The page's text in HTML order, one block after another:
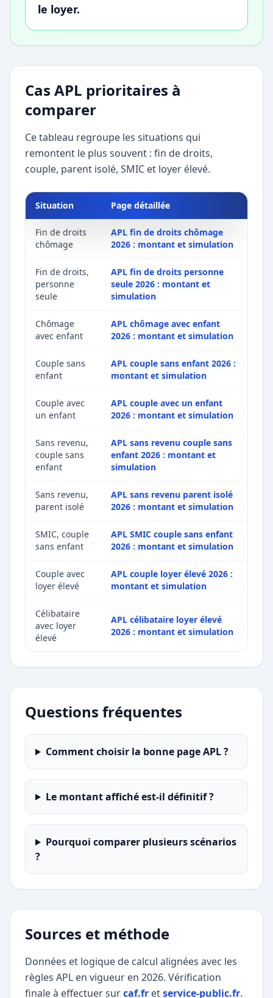
le loyer.
Cas APL prioritaires à
comparer
Ce tableau regroupe les situations qui
remontent le plus souvent : fin de droits,
couple, parent isolé, SMIC et loyer élevé.
Situation Page détaillée
Fin de droits
chômage
APL fin de droits chômage
2026 : montant et simulation
Fin de droits,
personne
seule
APL fin de droits personne
seule 2026 : montant et
simulation
Chômage
avec enfant
APL chômage avec enfant
2026 : montant et simulation
Couple sans
enfant
APL couple sans enfant 2026 :
montant et simulation
Couple avec
un enfant
APL couple avec un enfant
2026 : montant et simulation
Sans revenu,
couple sans
enfant
APL sans revenu couple sans
enfant 2026 : montant et
simulation
Sans revenu,
parent isolé
APL sans revenu parent isolé
2026 : montant et simulation
SMIC, couple
sans enfant
APL SMIC couple sans enfant
2026 : montant et simulation
Couple avec
loyer élevé
APL couple loyer élevé 2026 :
montant et simulation
Célibataire
avec loyer
élevé
APL célibataire loyer élevé
2026 : montant et simulation
Questions fréquentes
Comment choisir la bonne page APL ?
Le montant affiché est-il définitif ?
Pourquoi comparer plusieurs scénarios
?
Sources et méthode
Données et logique de calcul alignées avec les
règles APL en vigueur en 2026. Vérification
finale à effectuer surcaf.fr etservice-public.fr.